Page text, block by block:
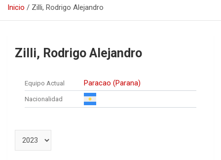
Inicio Zilli, Rodrigo Alejandro
Zilli, Rodrigo Alejandro
Equipo Actual Paracao (Parana)
Nacionalidad